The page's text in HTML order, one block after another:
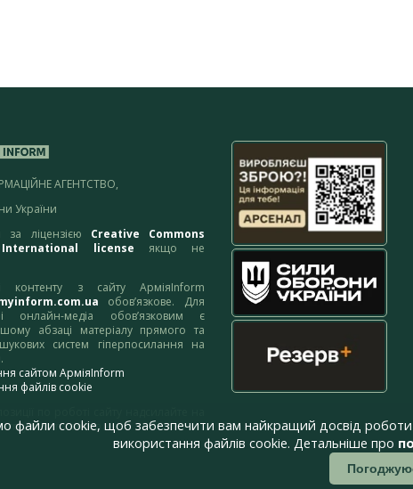
АГЕНТСТВО,
України
за ліцензією Creative Commons
license якщо не
контенту з сайту АрміяInform
обов’язкове. Для
онлайн-медіа обов’язковим є
абзаці матеріалу прямого та
систем гіперпосилання на
сайтом АрміяInform
файлів cookie
файли cookie, щоб забезпечити вам найкращий досвід
використання файлів cookie. Детальніше про